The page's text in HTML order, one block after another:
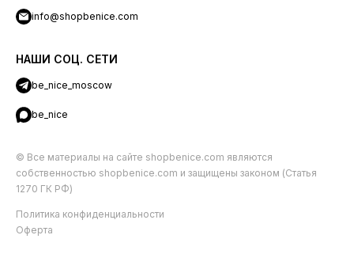
info@shopbenice.com
НАШИ СОЦ. СЕТИ
be_nice_moscow
be_nice
© Все материалы на сайте shopbenice.com являются
собственностью shopbenice.com и защищены законом (Статья
1270 ГК РФ)
Политика конфиденциальности
Оферта